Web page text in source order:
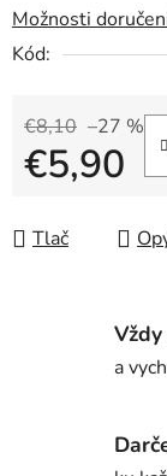
Možnosti
Kód:
€8,10 –27 %
€5,90
Tlač
a